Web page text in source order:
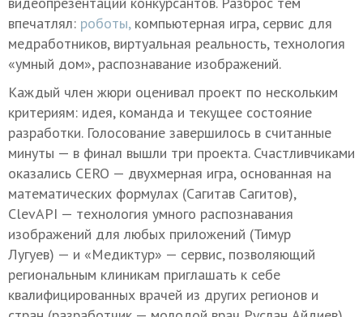
впечатлял: роботы,компьютерная игра, сервис для
медработников, виртуальная реальность, технология
«умный дом», распознавание изображений.
Каждый член жюри оценивал проект по нескольким
критериям: идея, команда и текущее состояние
разработки. Голосование завершилось в считанные
минуты — в финал вышли три проекта. Счастливчиками
оказались CERO — двухмерная игра, основанная на
математических формулах (Сагитав Сагитов),
ClevAPI — технология умного распознавания
изображений для любых приложений (Тимур
Лугуев) — и «Медиктур» — сервис, позволяющий
региональным клиникам приглашать к себе
квалифицированных врачей из других регионов и